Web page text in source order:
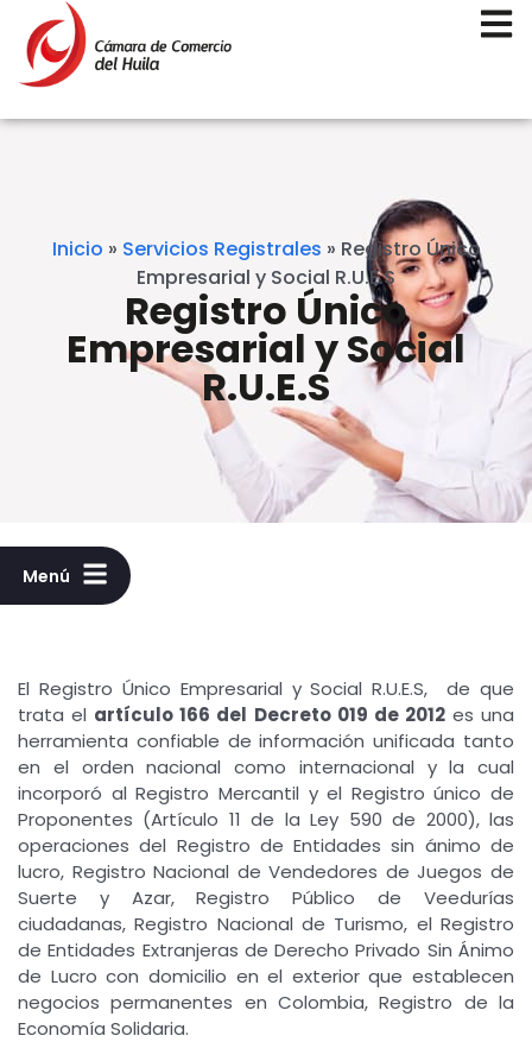
Inicio » Servicios Registrales » Registro Único
Empresarial y Social R.U.E.S
Registro Único
Empresarial y Social
R.U.E.S
Menú
El Registro Único Empresarial y Social R.U.E.S, de que
trata el artículo 166 del Decreto 019 de 2012es una
herramienta confiable de información unificada tanto
en el orden nacional como internacional y la cual
incorporó al Registro Mercantil y el Registro único de
Proponentes (Artículo 11 de la Ley 590 de 2000), las
operaciones del Registro de Entidades sin ánimo de
lucro, Registro Nacional de Vendedores de Juegos de
Suerte y Azar, Registro Público de Veedurías
ciudadanas, Registro Nacional de Turismo, el Registro
de Entidades Extranjeras de Derecho Privado Sin Ánimo
de Lucro con domicilio en el exterior que establecen
negocios permanentes en Colombia, Registro de la
Economía Solidaria.